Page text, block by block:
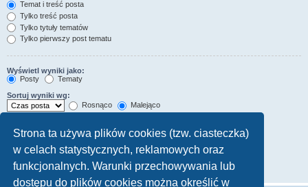
Strona ta używa plików cookies (tzw. ciasteczka)
w celach statystycznych, reklamowych oraz
funkcjonalnych. Warunki przechowywania lub
dostępu do plików cookies można określić w
Temat i treść posta
Tylko treść posta
Tylko tytuły tematów
Tylko pierwszy post tematu
Wyświetl wyniki jako:
Posty
Tematy
Sortuj wyniki wg:
Rosnąco
Malejąco
Wyświetl pierwsze:
znaków w poście